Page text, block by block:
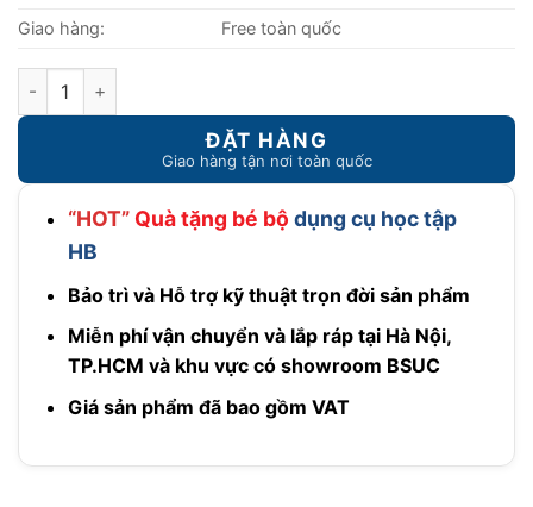
Giao hàng:
Free toàn quốc
Bàn học sinh thông minh DA-60080T1 số lượng
“HOT” Quà tặng bé bộ dụng cụ học tập
HB
Bảo trì và Hỗ trợ kỹ thuật trọn đời sản phẩm
Miễn phí vận chuyển và lắp ráp tại Hà Nội,
TP.HCM và khu vực có showroom BSUC
Giá sản phẩm đã bao gồm VAT